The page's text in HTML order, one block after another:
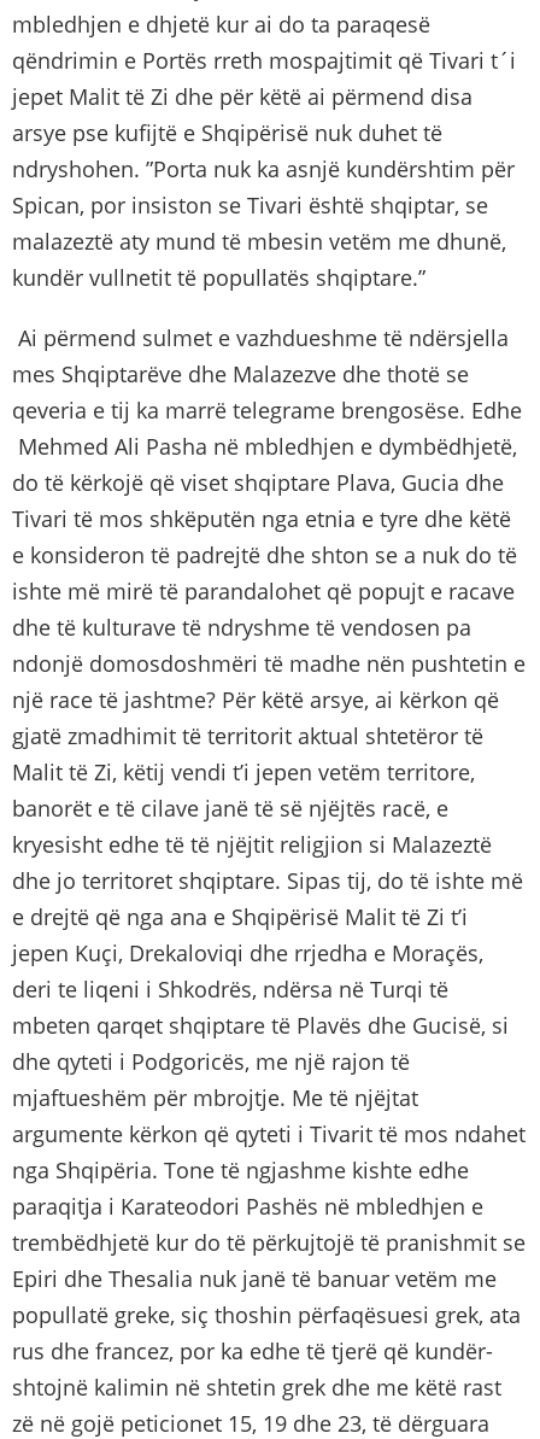
mbledhjen e dhjetë kur ai do ta paraqesë
qëndrimin e Portës rreth mospajtimit që Tivari t´i
jepet Malit të Zi dhe për këtë ai përmend disa
arsye pse kufijtë e Shqipërisë nuk duhet të
ndryshohen. ”Porta nuk ka asnjë kundërshtim për
Spican, por insiston se Tivari është shqiptar, se
malazeztë aty mund të mbesin vetëm me dhunë,
kundër vullnetit të popullatës shqiptare.”
Ai përmend sulmet e vazhdueshme të ndërsjella
mes Shqiptarëve dhe Malazezve dhe thotë se
qeveria e tij ka marrë telegrame brengosëse. Edhe
Mehmed Ali Pasha në mbledhjen e dymbëdhjetë,
do të kërkojë që viset shqiptare Plava, Gucia dhe
Tivari të mos shkëputën nga etnia e tyre dhe këtë
e konsideron të padrejtë dhe shton se a nuk do të
ishte më mirë të parandalohet që popujt e racave
dhe të kulturave të ndryshme të vendosen pa
ndonjë domosdoshmëri të madhe nën pushtetin e
një race të jashtme? Për këtë arsye, ai kërkon që
gjatë zmadhimit të territorit aktual shtetëror të
Malit të Zi, këtij vendi t’i jepen vetëm territore,
banorët e të cilave janë të së njëjtës racë, e
kryesisht edhe të të njëjtit religjion si Malazeztë
dhe jo territoret shqiptare. Sipas tij, do të ishte më
e drejtë që nga ana e Shqipërisë Malit të Zi t’i
jepen Kuçi, Drekaloviqi dhe rrjedha e Moraçës,
deri te liqeni i Shkodrës, ndërsa në Turqi të
mbeten qarqet shqiptare të Plavës dhe Gucisë, si
dhe qyteti i Podgoricës, me një rajon të
mjaftueshëm për mbrojtje. Me të njëjtat
argumente kërkon që qyteti i Tivarit të mos ndahet
nga Shqipëria. Tone të ngjashme kishte edhe
paraqitja i Karateodori Pashës në mbledhjen e
trembëdhjetë kur do të përkujtojë të pranishmit se
Epiri dhe Thesalia nuk janë të banuar vetëm me
popullatë greke, siç thoshin përfaqësuesi grek, ata
rus dhe francez, por ka edhe të tjerë që kundër-
shtojnë kalimin në shtetin grek dhe me këtë rast
zë në gojë peticionet 15, 19 dhe 23, të dërguara